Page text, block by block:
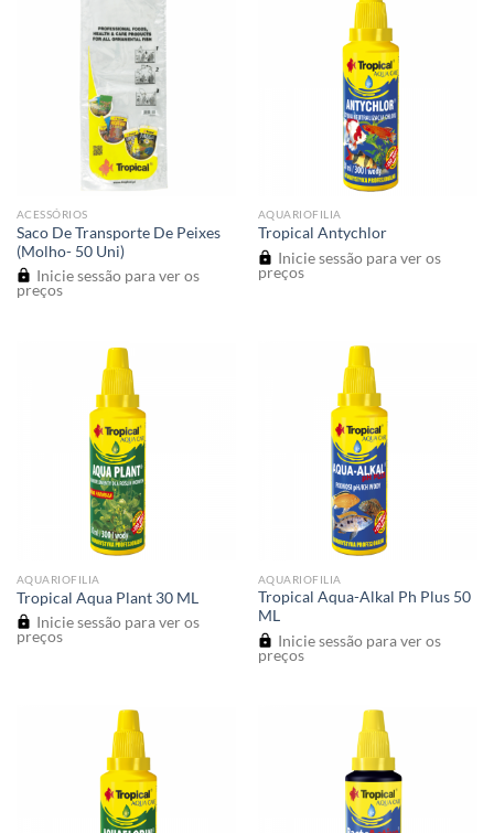
ACESSÓRIOS
Saco De Transporte De Peixes
(Molho- 50 Uni)
Inicie sessão para ver os
preços
AQUARIOFILIA
Tropical Antychlor
Inicie sessão para ver os
preços
AQUARIOFILIA
Tropical Aqua Plant 30 ML
Inicie sessão para ver os
preços
AQUARIOFILIA
Tropical Aqua-Alkal Ph Plus 50
ML
Inicie sessão para ver os
preços